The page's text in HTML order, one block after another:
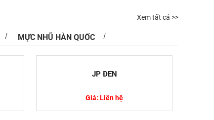
MỰC NHŨ HÀN QUỐC
Xem tất cả >>
JP ĐEN
Giá: Liên hệ